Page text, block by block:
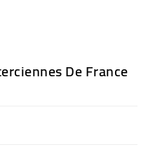
De France